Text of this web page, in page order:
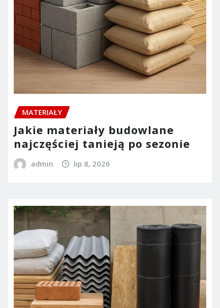
MATERIAŁY
Jakie materiały budowlane
najczęściej tanieją po sezonie
admin lip 8, 2026